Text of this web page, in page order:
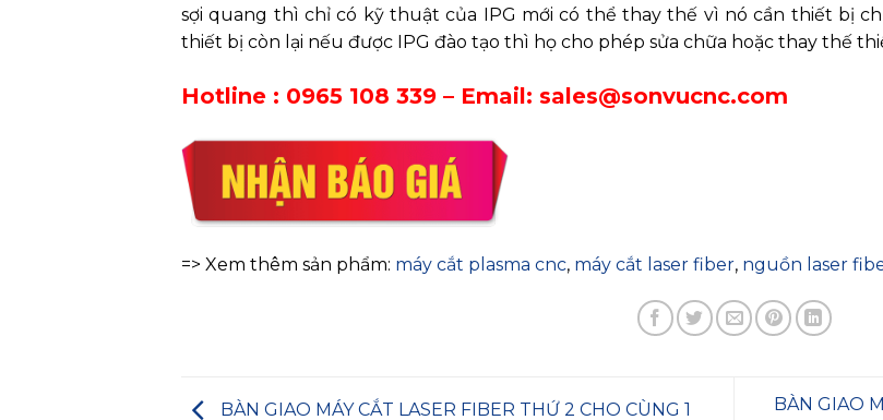
sợi quang thì chỉ có kỹ thuật của IPG mới có thể thay thế vì nó cần thiết bị
thiết bị còn lại nếu được IPG đào tạo thì họ cho phép sửa chữa hoặc thay thế
Hotline : 0965 108 339 – Email: sales@sonvucnc.com
=> Xem thêm sản phẩm: máy cắt plasma cnc, máy cắt laser fiber, nguồn laser
BÀN GIAO MÁY CẮT LASER FIBER THỨ 2 CHO CÙNG 1 BÀN GIAO